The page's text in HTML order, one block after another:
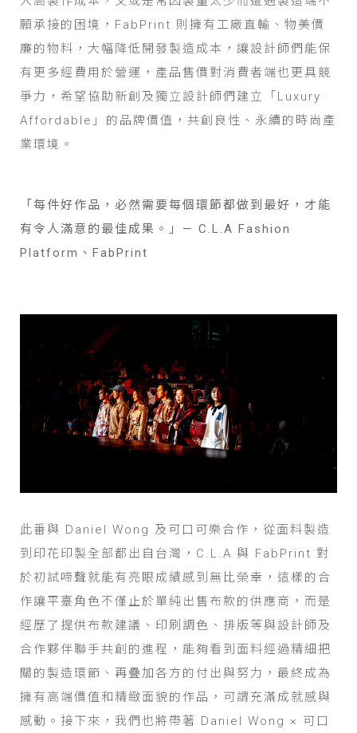
願承接的困境，FabPrint 則擁有工廠直輸、物美價
廉的物料，大幅降低開發製造成本，讓設計師們能保
有更多經費用於營運，產品售價對消費者端也更具競
爭力，希望協助新創及獨立設計師們建立「Luxury
Affordable」的品牌價值，共創良性、永續的時尚產
業環境。
「每件好作品，必然需要每個環節都做到最好，才能
有令人滿意的最佳成果。」— C.L.A Fashion
Platform、FabPrint
此番與 Daniel Wong 及可口可樂合作，從面料製造
到印花印製全部都出自台灣，C.L.A 與 FabPrint 對
於初試啼聲就能有亮眼成績感到無比榮幸，這樣的合
作讓平臺角色不僅止於單純出售布款的供應商，而是
經歷了提供布款建議、印刷調色、排版等與設計師及
合作夥伴聯手共創的進程，能夠看到面料經過精細把
關的製造環節、再疊加各方的付出與努力，最終成為
擁有高端價值和精緻面貌的作品，可謂充滿成就感與
感動。接下來，我們也將帶著 Daniel Wong × 可口